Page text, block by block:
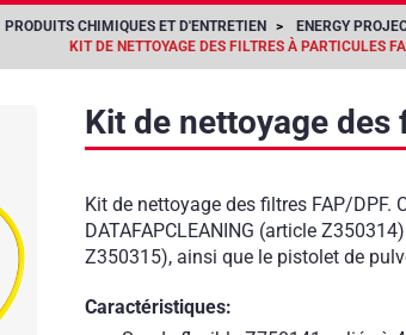
PRODUITS CHIMIQUES ET D'ENTRETIEN ENERGY
KIT DE NETTOYAGE DES FILTRES À PARTICULES
Z750139
Kit de nettoyage des
Kit de nettoyage des filtres FAP/DPF.
DATAFAPCLEANING (article
Z350315), ainsi que le pistolet de
Caractéristiques: